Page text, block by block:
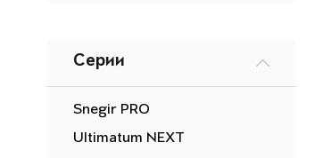
Серии
Snegir PRO
Ultimatum NEXT